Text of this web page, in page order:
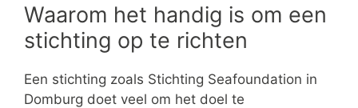
Waarom het handig is om een
stichting op te richten
Een stichting zoals Stichting Seafoundation in
Domburg doet veel om het doel te